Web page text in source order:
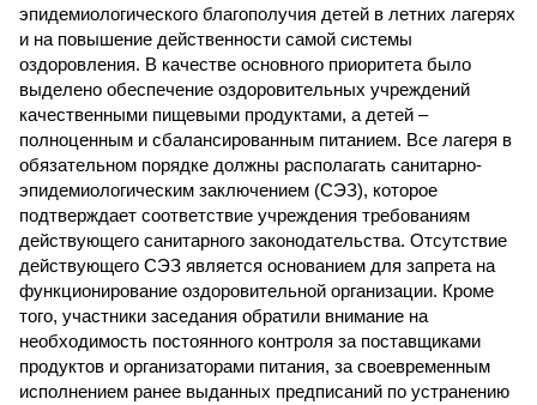
эпидемиологического благополучия детей в летних лагерях
и на повышение действенности самой системы
оздоровления. В качестве основного приоритета было
выделено обеспечение оздоровительных учреждений
качественными пищевыми продуктами, а детей –
полноценным и сбалансированным питанием. Все лагеря в
обязательном порядке должны располагать санитарно-
эпидемиологическим заключением (СЭЗ), которое
подтверждает соответствие учреждения требованиям
действующего санитарного законодательства. Отсутствие
действующего СЭЗ является основанием для запрета на
функционирование оздоровительной организации. Кроме
того, участники заседания обратили внимание на
необходимость постоянного контроля за поставщиками
продуктов и организаторами питания, за своевременным
исполнением ранее выданных предписаний по устранению